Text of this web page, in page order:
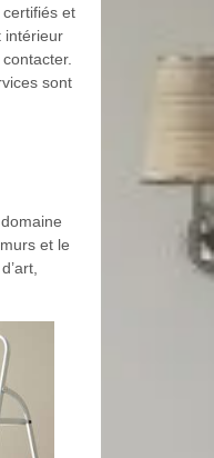
et
intérieur
sont
et le